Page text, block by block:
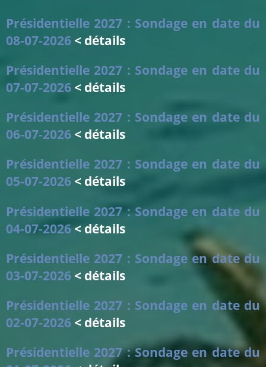
Présidentielle 2027 : Sondage en date du
08-07-2026 < détails
Présidentielle 2027 : Sondage en date du
07-07-2026 < détails
Présidentielle 2027 : Sondage en date du
06-07-2026 < détails
Présidentielle 2027 : Sondage en date du
05-07-2026 < détails
Présidentielle 2027 : Sondage en date du
04-07-2026< détails
Présidentielle 2027 : Sondage en date du
03-07-2026 < détails
Présidentielle 2027 : Sondage en date du
02-07-2026 < détails
Présidentielle 2027 : Sondage en date du